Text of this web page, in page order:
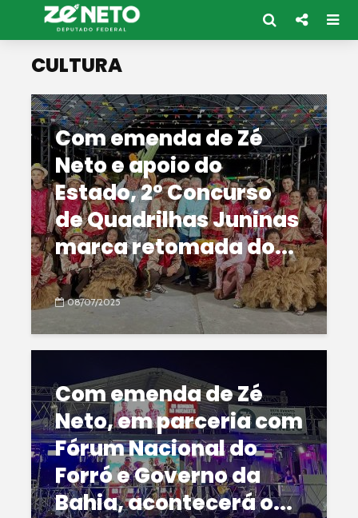
CULTURA
Com emenda de Zé
Neto e apoio do
Estado, 2° Concurso
de Quadrilhas Juninas
marca retomada do...
08/07/2025
Com emenda de Zé
Neto, em parceria com
Fórum Nacional do
Forró e Governo da
Bahia, acontecerá o...